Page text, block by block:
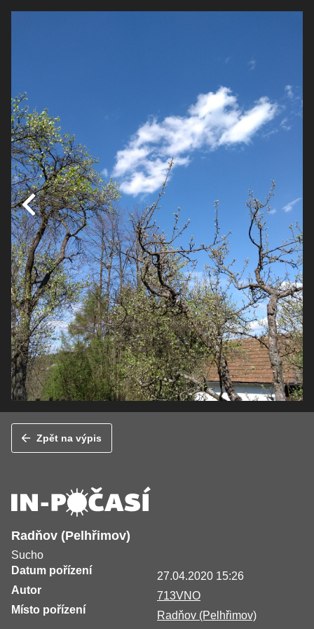
Zpět na výpis
Radňov (Pelhřimov)
Sucho
Datum pořízení
27.04.2020 15:26
Autor
713VNO
Místo pořízení
Radňov (Pelhřimov)